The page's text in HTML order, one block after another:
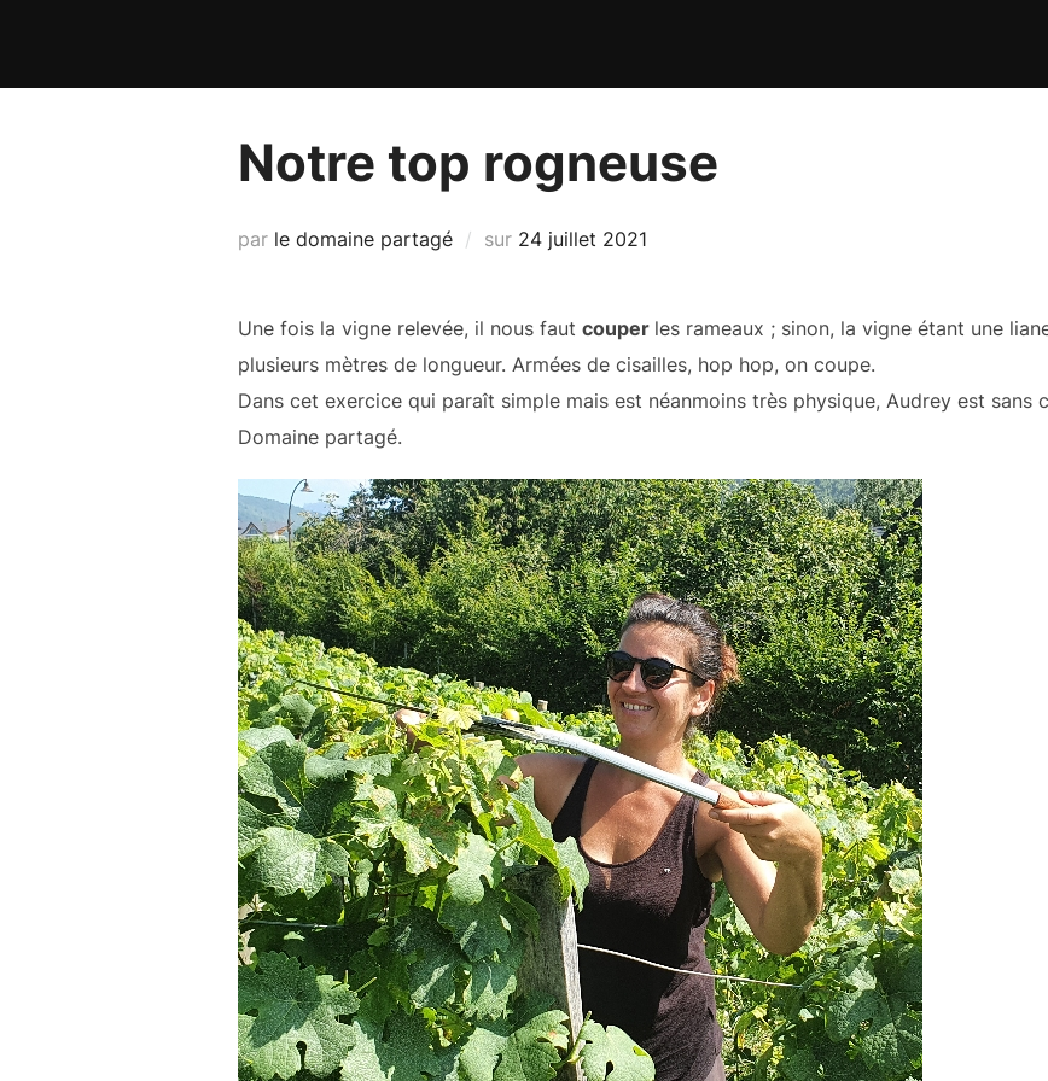
contenu
Notre top rogneuse
par le domaine partagé sur Publié
24 juillet 2021
Une fois la vigne relevée, il nous faut couper les rameaux ; sinon, la vigne étant une
plusieurs mètres de longueur. Armées de cisailles, hop hop, on coupe.
Dans cet exercice qui paraît simple mais est néanmoins très physique, Audrey est sans
Domaine partagé.